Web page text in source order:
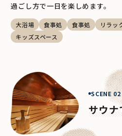
過ごし方で一日を楽しめます。
大浴場 食事処 食事処
リラッ
キッズスペース
SCENE 02
サウ